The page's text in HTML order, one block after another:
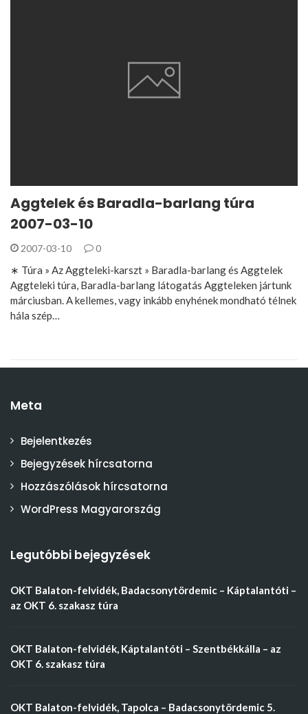
Aggtelek és Baradla-barlang túra
2007-03-10
2007-03-10 0
∗ Túra » Az Aggteleki-karszt » Baradla-barlang és Aggtelek
Aggteleki túra, Baradla-barlang látogatás Aggteleken jártunk
márciusban. A kellemes, vagy inkább enyhének mondható télnek
hála szép…
Meta
Bejelentkezés
Bejegyzések hírcsatorna
Hozzászólások hírcsatorna
WordPress Magyarország
Legutóbbi bejegyzések
OKT Balaton-felvidék, Badacsonytördemic – Káptalantóti –
az OKT 6. szakasz túra
OKT Balaton-felvidék, Káptalantóti – Szentbékkálla – az
OKT 6. szakasz túra
OKT Balaton-felvidék, Tapolca – Badacsonytördemic 5.